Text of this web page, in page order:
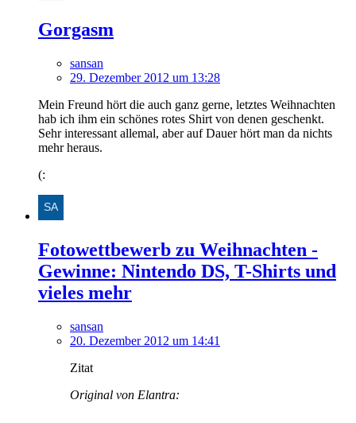
Gorgasm
sansan
29. Dezember 2012 um 13:28
Mein Freund hört die auch ganz gerne, letztes Weihnachten
hab ich ihm ein schönes rotes Shirt von denen geschenkt.
Sehr interessant allemal, aber auf Dauer hört man da nichts
mehr heraus.
(:
Fotowettbewerb zu Weihnachten -
Gewinne: Nintendo DS, T-Shirts und
vieles mehr
sansan
20. Dezember 2012 um 14:41
Zitat
Original von Elantra: